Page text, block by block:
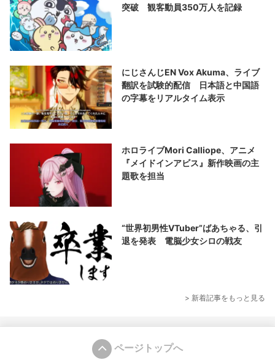
突破 観客動員350万人を記録
にじさんじEN Vox Akuma、ライブ
翻訳を試験的配信 日本語と中国語
の字幕をリアルタイム表示
ホロライブMori Calliope、アニメ
『メイドインアビス』新作映画の主
題歌を担当
“世界初男性VTuber”ばあちゃる、引
退を発表 電脳少女シロの戦友
> 新着記事をもっと見る
ページトップへ